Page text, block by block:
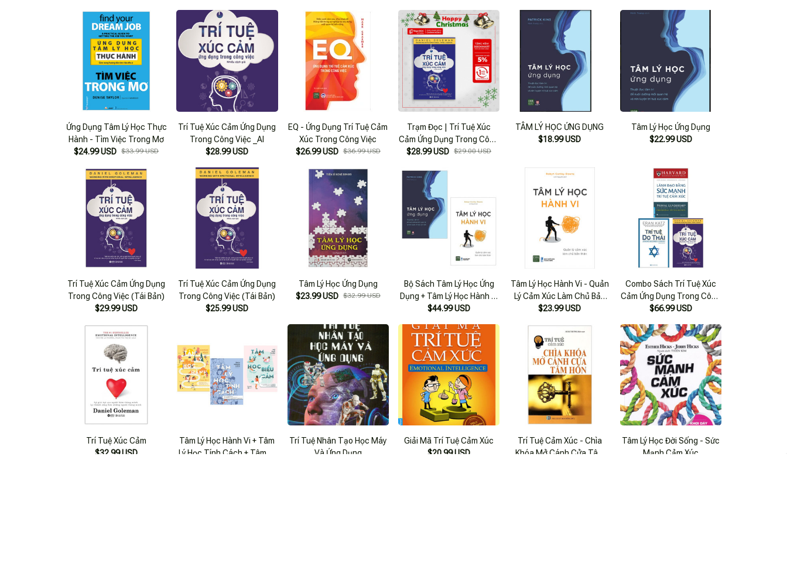
Ứng Dụng Tâm Lý Học Thực
Hành - Tìm Việc Trong Mơ
$24.99 USD $33.99 USD
Trí Tuệ Xúc Cảm Ứng Dụng
Trong Công Việc _Al
$28.99 USD
EQ - Ứng Dụng Trí Tuệ Cảm
Xúc Trong Công Việc
$26.99 USD $36.99 USD
Trạm Đọc | Trí Tuệ Xúc
Cảm Ứng Dụng Trong Công
Việc
$28.99 USD $29.00 USD
TÂM LÝ HỌC ỨNG DỤNG
$18.99 USD
Tâm Lý Học Ứng Dụng
$22.99 USD
Trí Tuệ Xúc Cảm Ứng Dụng
Trong Công Việc (Tái Bản)
$29.99 USD
Trí Tuệ Xúc Cảm Ứng Dụng
Trong Công Việc (Tái Bản)
$25.99 USD
Tâm Lý Học Ứng Dụng
$23.99 USD $32.99 USD
Bộ Sách Tâm Lý Học Ứng
Dụng + Tâm Lý Học Hành Vi
(bộ 2 Cuốn)
$44.99 USD
Tâm Lý Học Hành Vi - Quản
Lý Cảm Xúc Làm Chủ Bản
Thân
$23.99 USD
Combo Sách Trí Tuệ Xúc
Cảm Ứng Dụng Trong Công
Việc + Lãnh Đạo Bằng Sức
Tuệ Do Thái (bộ 3 Cuốn)
$66.99 USD
Trí Tuệ Xúc Cảm
$32.99 USD
Tâm Lý Học Hành Vi + Tâm
Lý Học Tính Cách + Tâm Lý
Trí Tuệ Nhân Tạo Học Máy
Và Ứng Dụng
Giải Mã Trí Tuệ Cảm Xúc
$20.99 USD
Trí Tuệ Cảm Xúc - Chìa
Khóa Mở Cánh Cửa Tâm
Tâm Lý Học Đời Sống - Sức
Mạnh Cảm Xúc